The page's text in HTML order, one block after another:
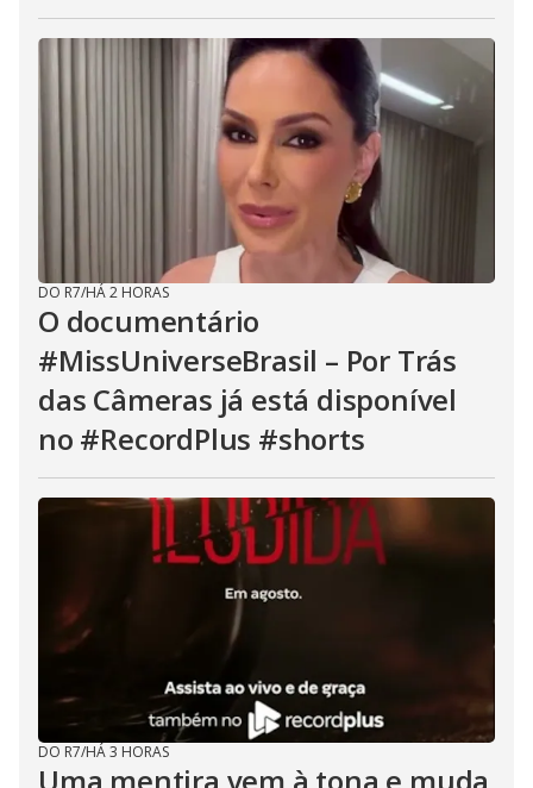
DO R7/HÁ 2 HORAS
O documentário
#MissUniverseBrasil – Por Trás
das Câmeras já está disponível
no #RecordPlus #shorts
DO R7/HÁ 3 HORAS